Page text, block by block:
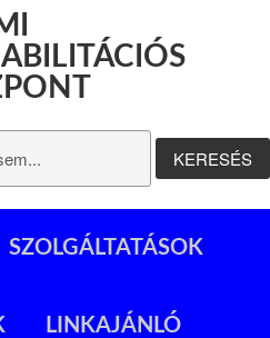
SZOLGÁLTATÁSOK
LINKAJÁNLÓ